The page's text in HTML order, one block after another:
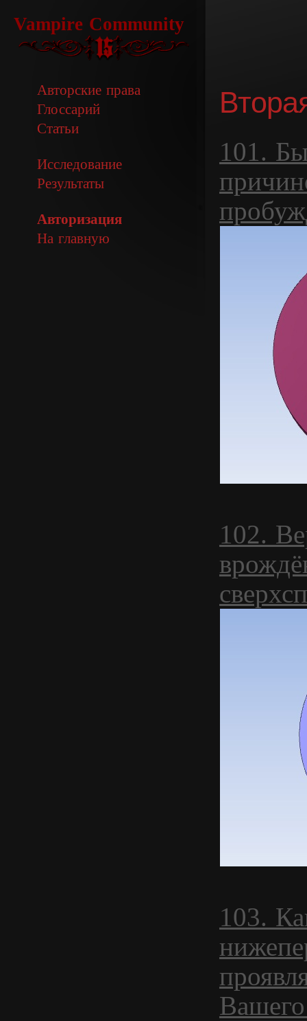
Vampire Community
Авторские права
Глоссарий
Статьи
Исследование
Результаты
Авторизация
На главную
101.
102.
103.